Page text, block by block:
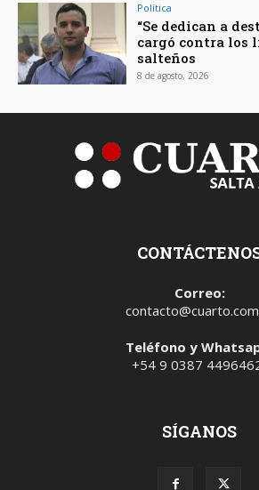
Política
“Se dedican a
cargó contra los
salteños
8 de agosto, 2026
Correo:
Teléfono y
+54 9 0387
SÍGANOS